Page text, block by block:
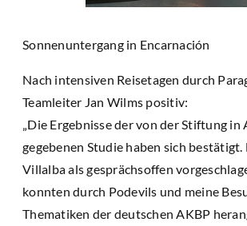
Sonnenuntergang in Encarnación
Nach intensiven Reisetagen durch
Teamleiter Jan Wilms positiv:
„Die Ergebnisse der von der Stiftung in
gegebenen Studie haben sich
Villalba als gesprächsoffen
konnten durch Podevils und meine
Thematiken der deutschen AKBP